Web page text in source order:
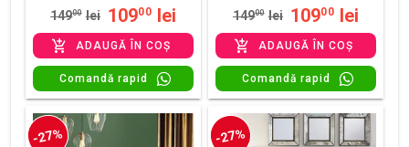
14900 lei 10900 lei
ADAUGĂ ÎN COȘ
Comandă rapid
14900 lei 10900 lei
ADAUGĂ ÎN COȘ
Comandă rapid
-27% -27%